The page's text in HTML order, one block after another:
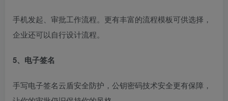
手机发起、审批工作流程。更有丰富的流程模板可供选择，
企业还可以自行设计流程。
5、电子签名
手写电子签名云盾安全防护，公钥密码技术安全更有保障，